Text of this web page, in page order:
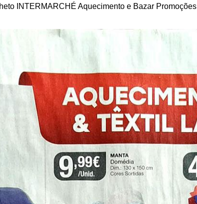
INTERMARCHÉ Aquecimento e Bazar